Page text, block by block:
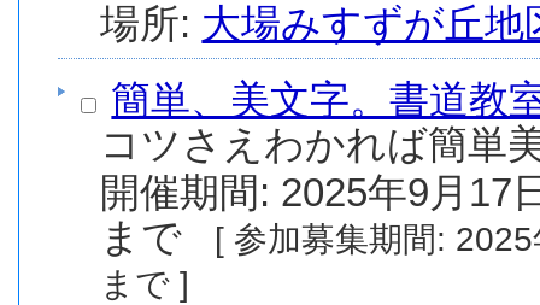
場所: 大場みすずが丘地
簡単、美文字。書道教
コツさえわかれば簡単
開催期間: 2025年9月17
[ 参加募集期間: 2025年8月1日(金) から 2025年9月17日(水)
まで ]